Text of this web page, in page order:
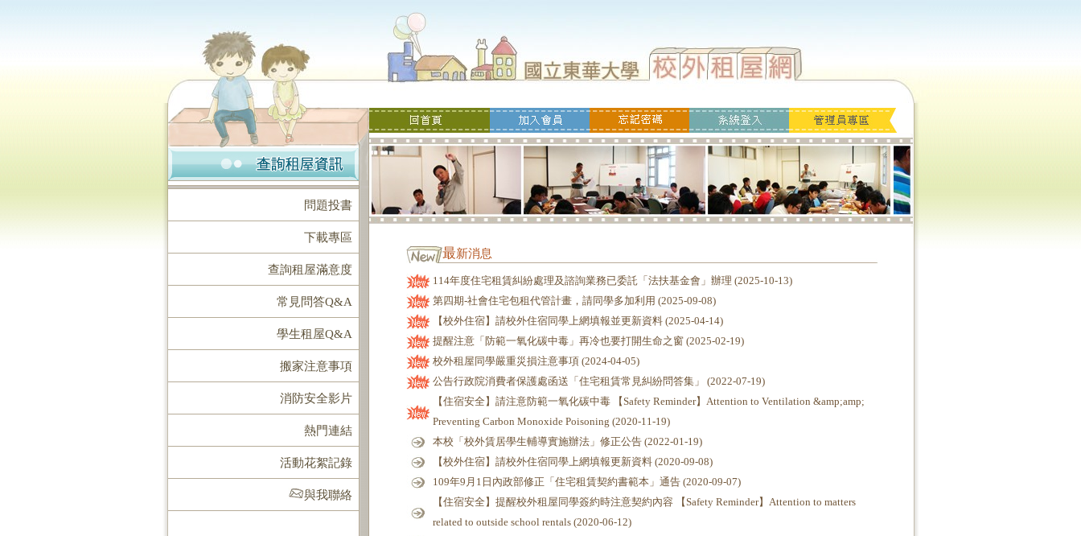
問題投書
下載專區
查詢租屋滿意度
常見問答Q&A
學生租屋Q&A
搬家注意事項
消防安全影片
熱門連結
活動花絮記錄
與我聯絡
最新消息
114年度住宅租賃糾紛處理及諮詢業務已委託「法扶基金會」辦理 (2025-10-13)
第四期-社會住宅包租代管計畫，請同學多加利用 (2025-09-08)
【校外住宿】請校外住宿同學上網填報並更新資料 (2025-04-14)
提醒注意「防範一氧化碳中毒」再冷也要打開生命之窗 (2025-02-19)
校外租屋同學嚴重災損注意事項 (2024-04-05)
公告行政院消費者保護處函送「住宅租賃常見糾紛問答集」 (2022-07-19)
【住宿安全】請注意防範一氧化碳中毒 【Safety Reminder】Attention to Ventilation &amp;amp;
Preventing Carbon Monoxide Poisoning (2020-11-19)
本校「校外賃居學生輔導實施辦法」修正公告 (2022-01-19)
【校外住宿】請校外住宿同學上網填報更新資料 (2020-09-08)
109年9月1日內政部修正「住宅租賃契約書範本」通告 (2020-09-07)
【住宿安全】提醒校外租屋同學簽約時注意契約內容 【Safety Reminder】Attention to matters
related to outside school rentals (2020-06-12)